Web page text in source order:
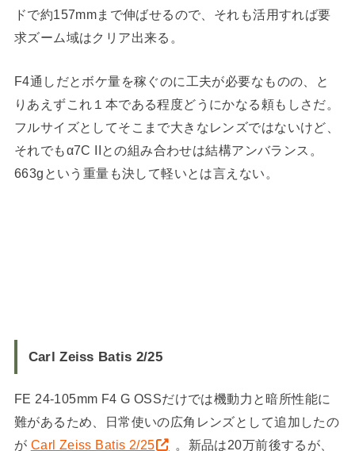
ドで約157mmまで伸ばせるので、それも活用すれば要
求ズーム域はクリア出来る。
F4通しだとボケ量を稼ぐのに工夫が必要なものの、と
りあえずこれ１本である程度どうにかなる頼もしさだ。
フルサイズとしてそこまで大きなレンズではないけど、
それでもα7C IIとの組み合わせは結構アンバランス。
663gという重量も決して軽いとは言えない。
Carl Zeiss Batis 2/25
FE 24-105mm F4 G OSSだけでは機動力と暗所性能に
難があるため、日常使いの広角レンズとして追加したの
が Carl Zeiss Batis 2/25
。新品は20万前後するが、